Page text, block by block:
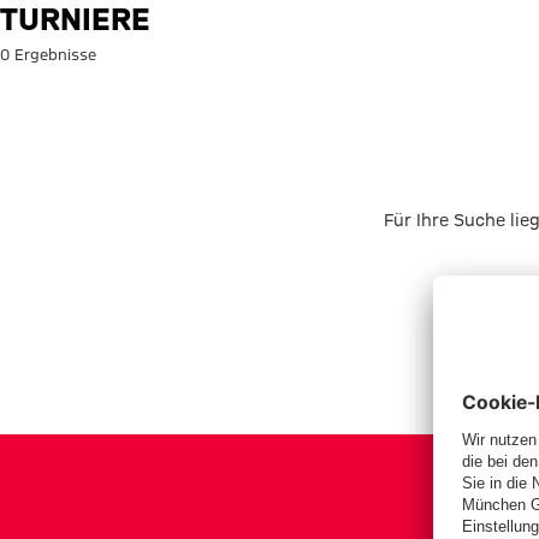
Suche: Turniere
TURNIERE
0 Ergebnisse
Für Ihre Suche